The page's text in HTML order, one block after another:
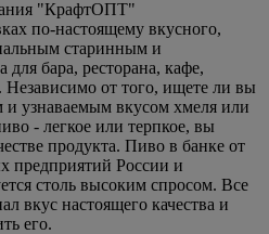
"КрафтОПТ"
по-настоящему вкусного,
старинным и
бара, ресторана, кафе,
Независимо от того, ищете ли вы
узнаваемым вкусом хмеля или
- легкое или терпкое, вы
продукта. Пиво в банке от
России и
столь высоким спросом. Все
вкус настоящего качества и
его.